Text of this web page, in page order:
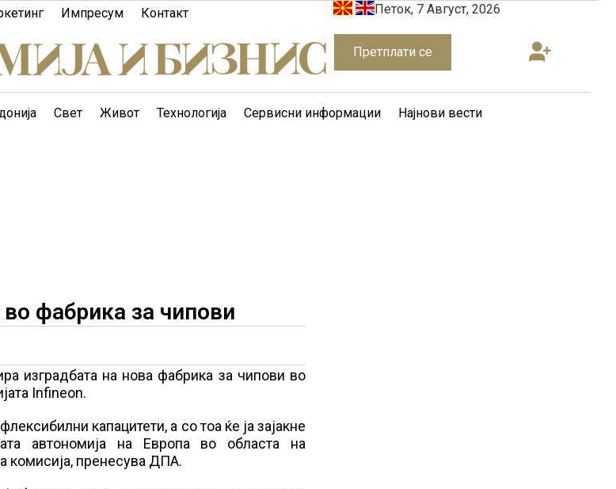
Импресум Контакт Петок, 7 Август, 2026
Претплати се
Свет Живот Технологија Сервисни информации Најнови вести
фабрика за чипови
изградбата на нова фабрика за чипови во
Infineon.
капацитети, а со тоа ќе ја зајакне
автономија на Европа во областа на
комисија, пренесува ДПА.